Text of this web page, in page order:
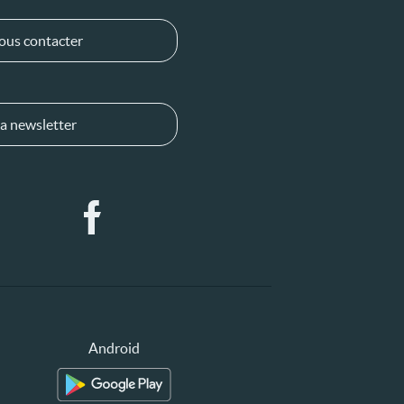
contacter
newsletter
Android